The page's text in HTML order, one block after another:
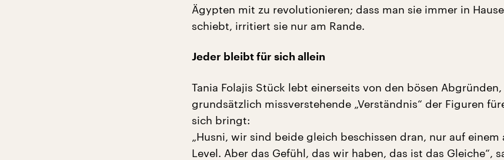
Ägypten mit zu revolutionieren; dass man sie immer in
schiebt, irritiert sie nur am Rande.
Jeder bleibt für sich allein
Tania Folajis Stück lebt einerseits von den bösen
grundsätzlich missverstehende „Verständnis“ der Figuren
sich bringt:
„Husni, wir sind beide gleich beschissen dran, nur auf einem
Level. Aber das Gefühl, das wir haben, das ist das Gleiche“,